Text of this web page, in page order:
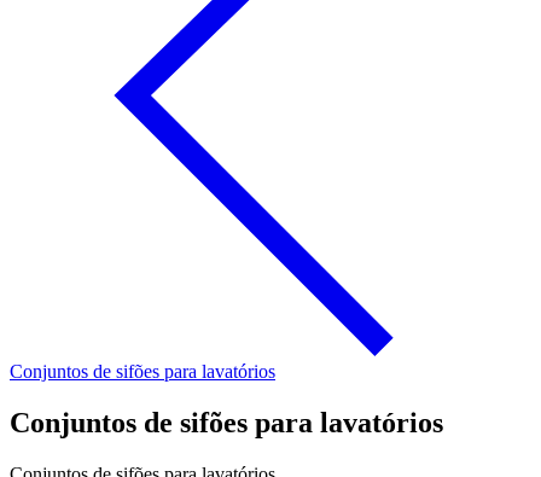
Conjuntos de sifões para lavatórios
Conjuntos de sifões para lavatórios